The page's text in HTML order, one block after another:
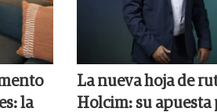
la
La nueva hoja de
Holcim: su apuesta